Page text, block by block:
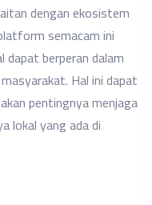
dengan ekosistem
semacam ini
dapat berperan dalam
Hal ini dapat
pentingnya menjaga
lokal yang ada di